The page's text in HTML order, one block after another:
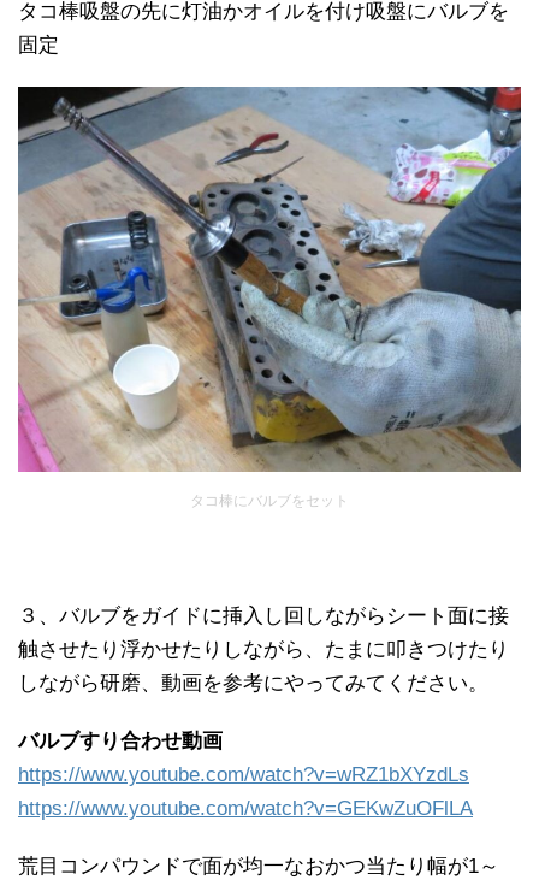
タコ棒吸盤の先に灯油かオイルを付け吸盤にバルブを
固定
タコ棒にバルブをセット
３、バルブをガイドに挿入し回しながらシート面に接
触させたり浮かせたりしながら、たまに叩きつけたり
しながら研磨、動画を参考にやってみてください。
バルブすり合わせ動画
https://www.youtube.com/watch?v=wRZ1bXYzdLs
https://www.youtube.com/watch?v=GEKwZuOFlLA
荒目コンパウンドで面が均一なおかつ当たり幅が1～